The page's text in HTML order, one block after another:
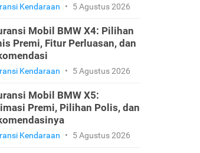
Kendaraan • 5 Agustus 2026
Mobil BMW X4: Pilihan
Premi, Fitur Perluasan, dan
Kendaraan • 5 Agustus 2026
Mobil BMW X5:
Premi, Pilihan Polis, dan
Kendaraan • 5 Agustus 2026